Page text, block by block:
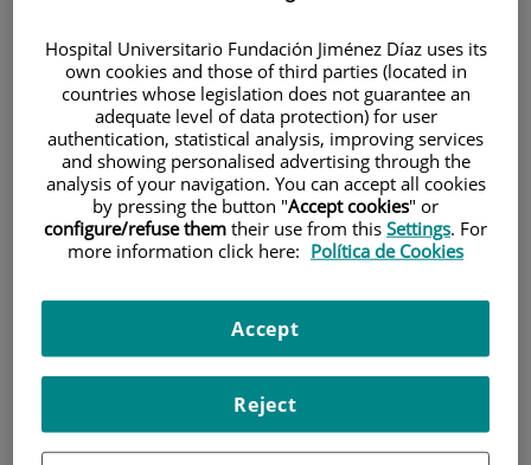
Investigación
Hospital Universitario Fundación Jiménez Díaz uses its
own cookies and those of third parties (located in
countries whose legislation does not guarantee an
adequate level of data protection) for user
authentication, statistical analysis, improving services
and showing personalised advertising through the
analysis of your navigation. You can accept all cookies
by pressing the button "Accept cookies" or
configure/refuse them their use from this Settings. For
more information click here: Política de Cookies
Reject
Accept